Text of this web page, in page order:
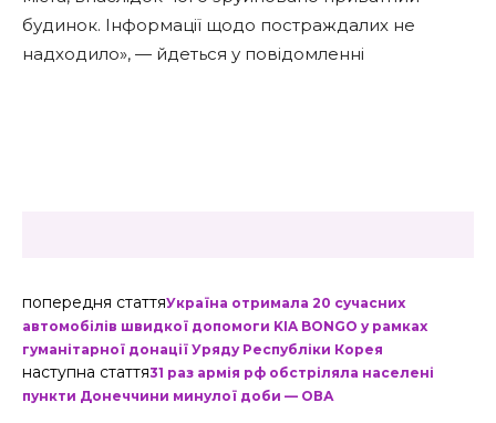
будинок. Інформації щодо постраждалих не
надходило», — йдеться у повідомленні
попередня статтяУкраїна отримала 20 сучасних
автомобілів швидкої допомоги KIA BONGO у рамках
гуманітарної донації Уряду Республіки Корея
наступна стаття31 раз армія рф обстріляла населені
пункти Донеччини минулої доби — ОВА